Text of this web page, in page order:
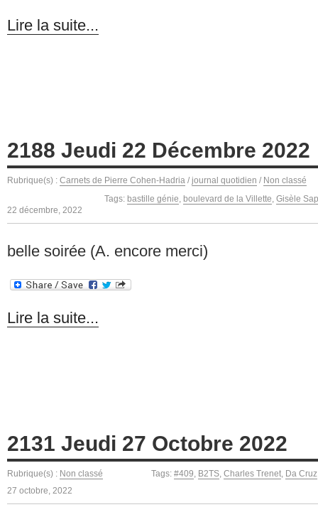
Lire la suite...
2188 Jeudi 22 Décembre 2022
Rubrique(s) : Carnets de Pierre Cohen-Hadria / journal quotidien / Non classé
Tags: bastille génie, boulevard de la Villette, Gisèle
22 décembre, 2022
belle soirée (A. encore merci)
Lire la suite...
2131 Jeudi 27 Octobre 2022
Rubrique(s) : Non classé Tags: #409 B2TS Charles Trenet Da Cruz
27 octobre, 2022